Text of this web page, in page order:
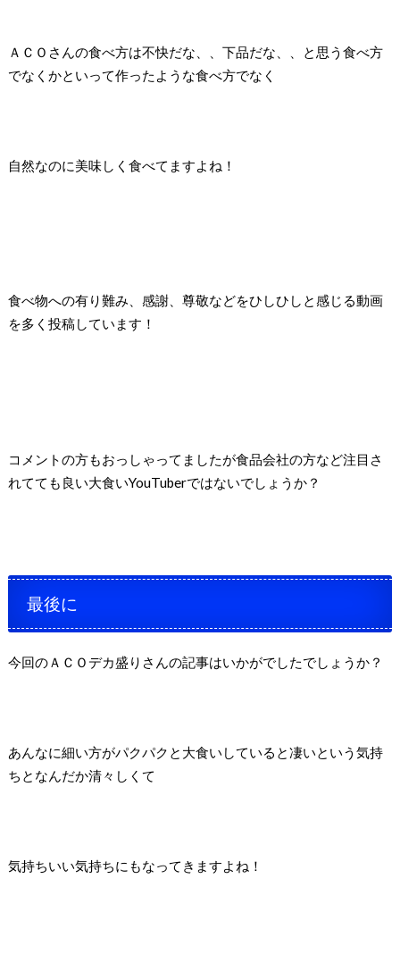
ＡＣＯさんの食べ方は不快だな、、下品だな、、と思う食べ方
でなくかといって作ったような食べ方でなく
自然なのに美味しく食べてますよね！
食べ物への有り難み、感謝、尊敬などをひしひしと感じる動画
を多く投稿しています！
コメントの方もおっしゃってましたが食品会社の方など注目さ
れてても良い大食いYouTuberではないでしょうか？
最後に
今回のＡＣＯデカ盛りさんの記事はいかがでしたでしょうか？
あんなに細い方がパクパクと大食いしていると凄いという気持
ちとなんだか清々しくて
気持ちいい気持ちにもなってきますよね！